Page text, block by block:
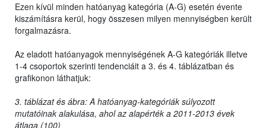
Ezen kívül minden hatóanyag kategória (A-G) esetén évente
kiszámításra kerül, hogy összesen milyen mennyiségben került
forgalmazásra.
Az eladott hatóanyagok mennyiségének A-G kategóriák illetve
1-4 csoportok szerinti tendenciáit a 3. és 4. táblázatban és
grafikonon láthatjuk:
3. táblázat és ábra: A hatóanyag-kategóriák súlyozott
mutatóinak alakulása, ahol az alapérték a 2011-2013 évek
átlaga (100)